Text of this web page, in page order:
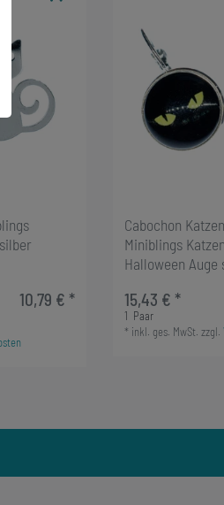
10,79 € *
Cabochon
Miniblings
Halloween Auge
15,43 € *
1 Paar
* inkl. ges. MwSt. zzgl.